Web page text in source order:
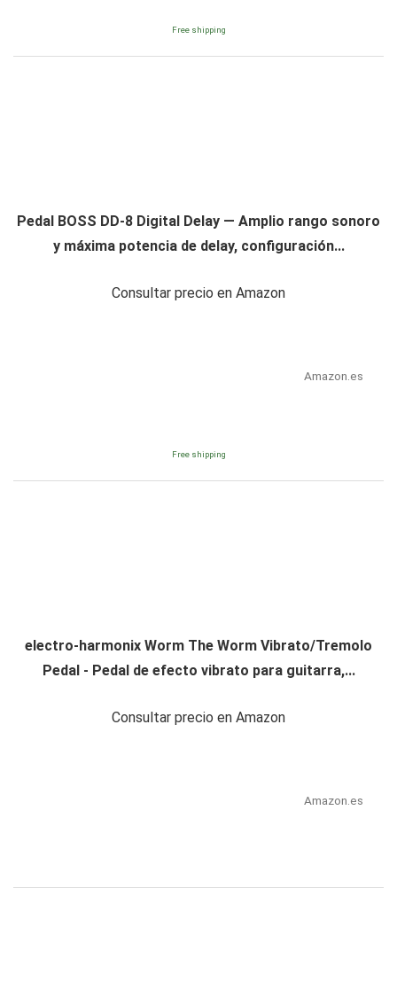
Free shipping
Pedal BOSS DD-8 Digital Delay — Amplio rango sonoro
y máxima potencia de delay, configuración...
Consultar precio en Amazon
Amazon.es
Free shipping
electro-harmonix Worm The Worm Vibrato/Tremolo
Pedal - Pedal de efecto vibrato para guitarra,...
Consultar precio en Amazon
Amazon.es